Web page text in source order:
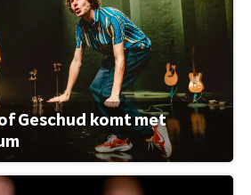
Geschud komt met